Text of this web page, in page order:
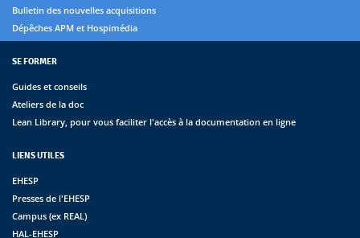
Bulletin des nouvelles acquisitions
Dépêches APM et Hospimédia
SE FORMER
Guides et conseils
Ateliers de la doc
Lean Library, pour vous faciliter l'accès à la documentation en ligne
LIENS UTILES
EHESP
Presses de l'EHESP
Campus (ex REAL)
HAL-EHESP